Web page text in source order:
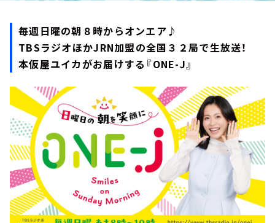
毎週日曜の朝８時からオンエア♪
TBSラジオほかJRN加盟の全国３２局で生放送！
本仮屋ユイカがお届けする『ONE-J』